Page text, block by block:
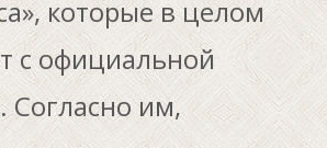
которые в целом
с официальной
Согласно им,